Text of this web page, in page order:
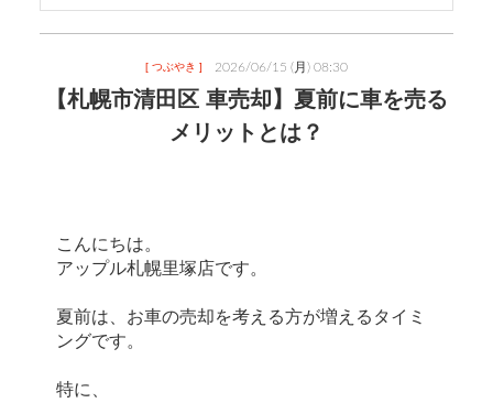
[ つぶやき ] 2026/06/15 (月) 08:30
【札幌市清田区 車売却】夏前に車を売る
メリットとは？
こんにちは。
アップル札幌里塚店です。
夏前は、お車の売却を考える方が増えるタイミ
ングです。
特に、